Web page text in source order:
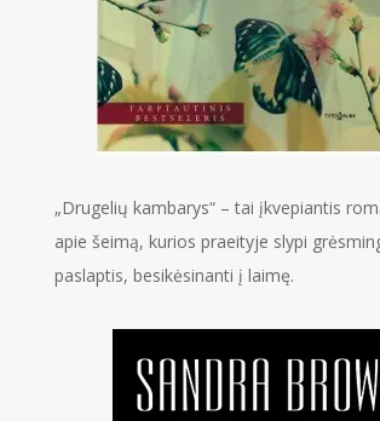
„Drugelių kambarys“ – tai įkvepiantis
apie šeimą, kurios praeityje slypi
paslaptis, besikėsinanti į laimę.